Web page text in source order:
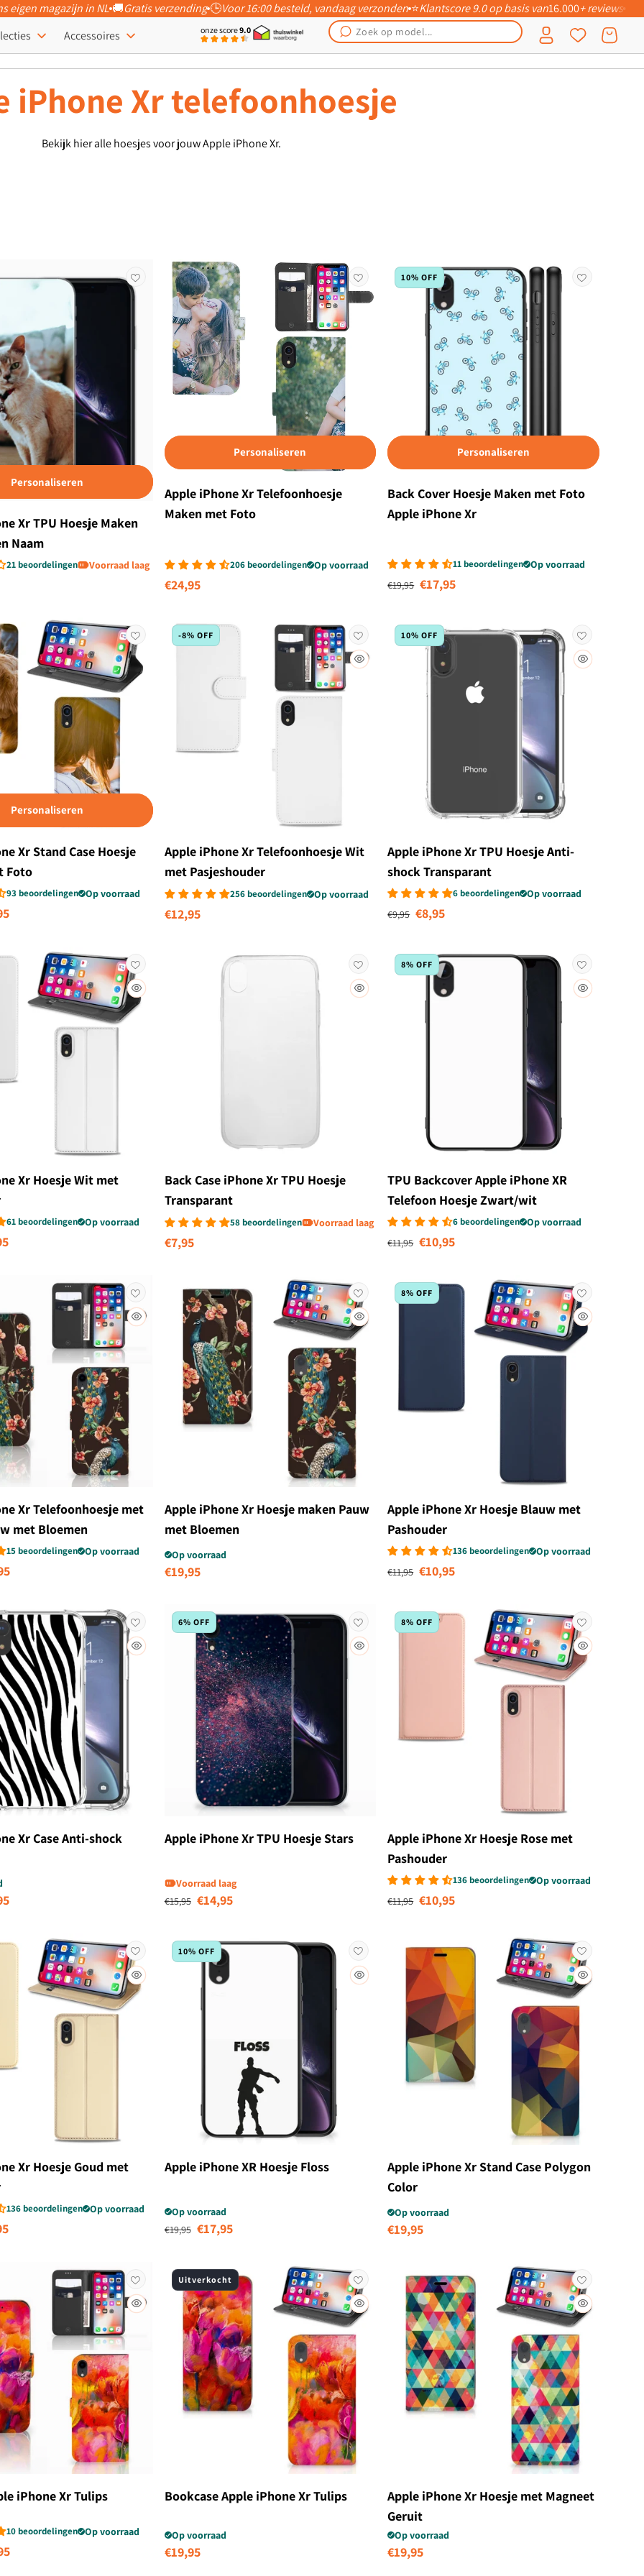
🚚Gratis verzending🕒Voor 16:00 besteld, vandaag verzonden⭐Klantscore 9.0 op basis van16.000+ reviews
eigen magazijn in NL
Accessoires onze score9.0 Inloggen Winkelwagen
iPhone Xr telefoonhoesje
Bekijk hier alle hoesjes voor jouw Apple iPhone Xr.
Xr TPU Hoesje Maken
Naam
21 beoordelingen Voorraad laag
Personaliseren
Apple iPhone Xr Telefoonhoesje
Maken met Foto
206 beoordelingen Op voorraad
Normale
€24,95
Personaliseren
10% OFF
Back Cover Hoesje Maken met Foto
Apple iPhone Xr
11 beoordelingen Op voorraad
Normale prijs
€19,95 Aanbiedingsprijs
€17,95
Personaliseren
Xr Stand Case Hoesje
Foto
93 beoordelingen Op voorraad
Personaliseren
-8% OFF
Apple iPhone Xr Telefoonhoesje Wit
met Pasjeshouder
256 beoordelingen Op voorraad
Normale
€12,95
10% OFF
Apple iPhone Xr TPU Hoesje Anti-
shock Transparant
6 beoordelingen Op voorraad
Normale prijs
€9,95 Aanbiedingsprijs
€8,95
Xr Hoesje Wit met
61 beoordelingen Op voorraad
Back Case iPhone Xr TPU Hoesje
Transparant
58 beoordelingen Voorraad laag
Normale
€7,95
8% OFF
TPU Backcover Apple iPhone XR
Telefoon Hoesje Zwart/wit
6 beoordelingen Op voorraad
Normale prijs
€11,95 Aanbiedingsprijs
€10,95
Xr Telefoonhoesje met
met Bloemen
15 beoordelingen Op voorraad
Apple iPhone Xr Hoesje maken Pauw
met Bloemen
Op voorraad
Normale
€19,95
8% OFF
Apple iPhone Xr Hoesje Blauw met
Pashouder
136 beoordelingen Op voorraad
Normale prijs
€11,95 Aanbiedingsprijs
€10,95
Xr Case Anti-shock
6% OFF
Apple iPhone Xr TPU Hoesje Stars
Voorraad laag
Normale prijs
€15,95 Aanbiedingsprijs
€14,95
8% OFF
Apple iPhone Xr Hoesje Rose met
Pashouder
136 beoordelingen Op voorraad
Normale prijs
€11,95 Aanbiedingsprijs
€10,95
Xr Hoesje Goud met
136 beoordelingen Op voorraad
10% OFF
Apple iPhone XR Hoesje Floss
Op voorraad
Normale prijs
€19,95 Aanbiedingsprijs
€17,95
Apple iPhone Xr Stand Case Polygon
Color
Op voorraad
Normale
€19,95
iPhone Xr Tulips
10 beoordelingen Op voorraad
Uitverkocht
Bookcase Apple iPhone Xr Tulips
Op voorraad
Normale
€19,95
Apple iPhone Xr Hoesje met Magneet
Geruit
Op voorraad
Normale
€19,95